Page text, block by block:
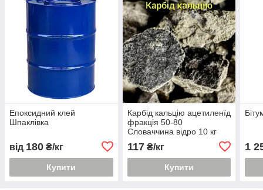
Епоксидний клей
Шпаклівка
від 180 ₴/кг
Купити
Карбід кальцію ацетиленїд
фракція 50-80
Словаччина відро 10 кг
117₴/кг
Купити
1